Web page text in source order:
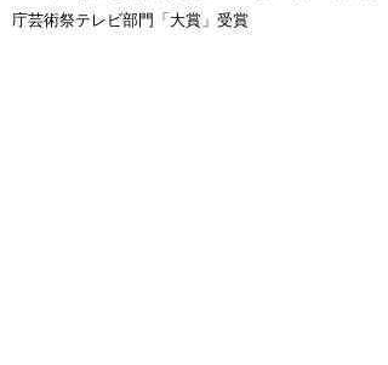
庁芸術祭テレビ部門「大賞」受賞